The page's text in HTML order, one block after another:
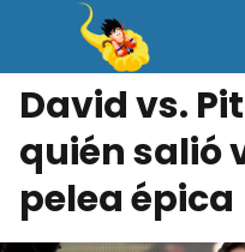
David vs.
quién salió
pelea épica